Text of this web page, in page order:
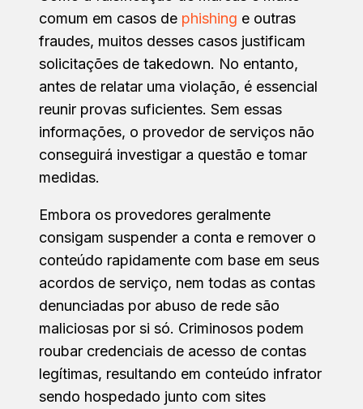
comum em casos de phishing e outras
fraudes, muitos desses casos justificam
solicitações de takedown. No entanto,
antes de relatar uma violação, é essencial
reunir provas suficientes. Sem essas
informações, o provedor de serviços não
conseguirá investigar a questão e tomar
medidas.
Embora os provedores geralmente
consigam suspender a conta e remover o
conteúdo rapidamente com base em seus
acordos de serviço, nem todas as contas
denunciadas por abuso de rede são
maliciosas por si só. Criminosos podem
roubar credenciais de acesso de contas
legítimas, resultando em conteúdo infrator
sendo hospedado junto com sites